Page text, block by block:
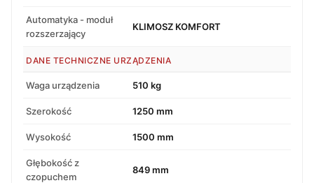
Automatyka - moduł
rozszerzający
KLIMOSZ KOMFORT
DANE TECHNICZNE URZĄDZENIA
Waga urządzenia 510 kg
Szerokość 1250 mm
Wysokość 1500 mm
Głębokość z
czopuchem
849 mm